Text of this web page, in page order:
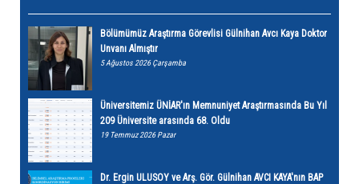
Bölümümüz Araştırma Görevlisi Gülnihan Avcı Kaya Doktor
Unvanı Almıştır
5 Ağustos 2026 Çarşamba
Üniversitemiz ÜNİAR'ın Memnuniyet Araştırmasında Bu Yıl
209 Üniversite arasında 68. Oldu
19 Temmuz 2026 Pazar
Dr. Ergin ULUSOY ve Arş. Gör. Gülnihan AVCI KAYA'nın BAP